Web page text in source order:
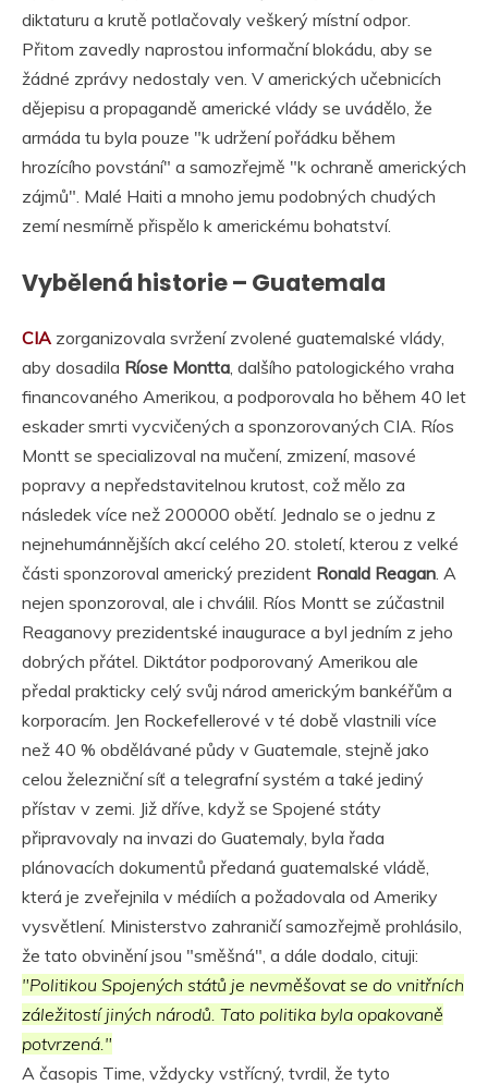
diktaturu a krutě potlačovaly veškerý místní odpor.
Přitom zavedly naprostou informační blokádu, aby se
žádné zprávy nedostaly ven. V amerických učebnicích
dějepisu a propagandě americké vlády se uvádělo, že
armáda tu byla pouze "k udržení pořádku během
hrozícího povstání" a samozřejmě "k ochraně amerických
zájmů". Malé Haiti a mnoho jemu podobných chudých
zemí nesmírně přispělo k americkému bohatství.
Vybělená historie – Guatemala
CIAzorganizovala svržení zvolené guatemalské vlády,
aby dosadila Ríose Montta, dalšího patologického vraha
financovaného Amerikou, a podporovala ho během 40 let
eskader smrti vycvičených a sponzorovaných CIA. Ríos
Montt se specializoval na mučení, zmizení, masové
popravy a nepředstavitelnou krutost, což mělo za
následek více než 200000 obětí. Jednalo se o jednu z
nejnehumánnějších akcí celého 20. století, kterou z velké
části sponzoroval americký prezident Ronald Reagan. A
nejen sponzoroval, ale i chválil. Ríos Montt se zúčastnil
Reaganovy prezidentské inaugurace a byl jedním z jeho
dobrých přátel. Diktátor podporovaný Amerikou ale
předal prakticky celý svůj národ americkým bankéřům a
korporacím. Jen Rockefellerové v té době vlastnili více
než 40 % obdělávané půdy v Guatemale, stejně jako
celou železniční síť a telegrafní systém a také jediný
přístav v zemi. Již dříve, když se Spojené státy
připravovaly na invazi do Guatemaly, byla řada
plánovacích dokumentů předaná guatemalské vládě,
která je zveřejnila v médiích a požadovala od Ameriky
vysvětlení. Ministerstvo zahraničí samozřejmě prohlásilo,
že tato obvinění jsou "směšná", a dále dodalo, cituji:
"Politikou Spojených států je nevměšovat se do vnitřních
záležitostí jiných národů. Tato politika byla opakovaně
potvrzená."
A časopis Time, vždycky vstřícný, tvrdil, že tyto